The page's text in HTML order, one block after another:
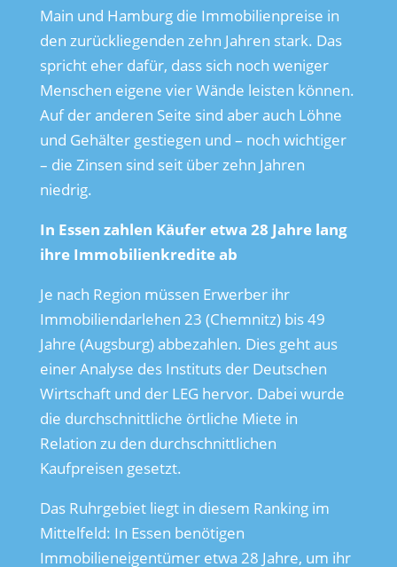
Main und Hamburg die Immobilienpreise in
den zurückliegenden zehn Jahren stark. Das
spricht eher dafür, dass sich noch weniger
Menschen eigene vier Wände leisten können.
Auf der anderen Seite sind aber auch Löhne
und Gehälter gestiegen und – noch wichtiger
– die Zinsen sind seit über zehn Jahren
niedrig.
In Essen zahlen Käufer etwa 28 Jahre lang
ihre Immobilienkredite ab
Je nach Region müssen Erwerber ihr
Immobiliendarlehen 23 (Chemnitz) bis 49
Jahre (Augsburg) abbezahlen. Dies geht aus
einer Analyse des Instituts der Deutschen
Wirtschaft und der LEG hervor. Dabei wurde
die durchschnittliche örtliche Miete in
Relation zu den durchschnittlichen
Kaufpreisen gesetzt.
Das Ruhrgebiet liegt in diesem Ranking im
Mittelfeld: In Essen benötigen
Immobilieneigentümer etwa 28 Jahre, um ihr